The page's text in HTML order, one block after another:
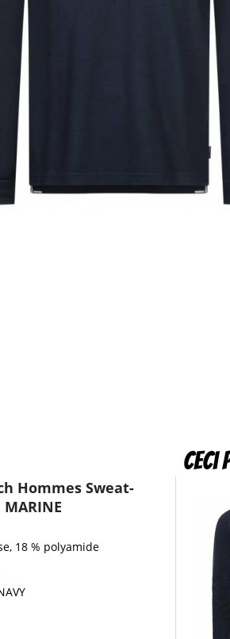
Hommes Sweat-
18 % polyamide